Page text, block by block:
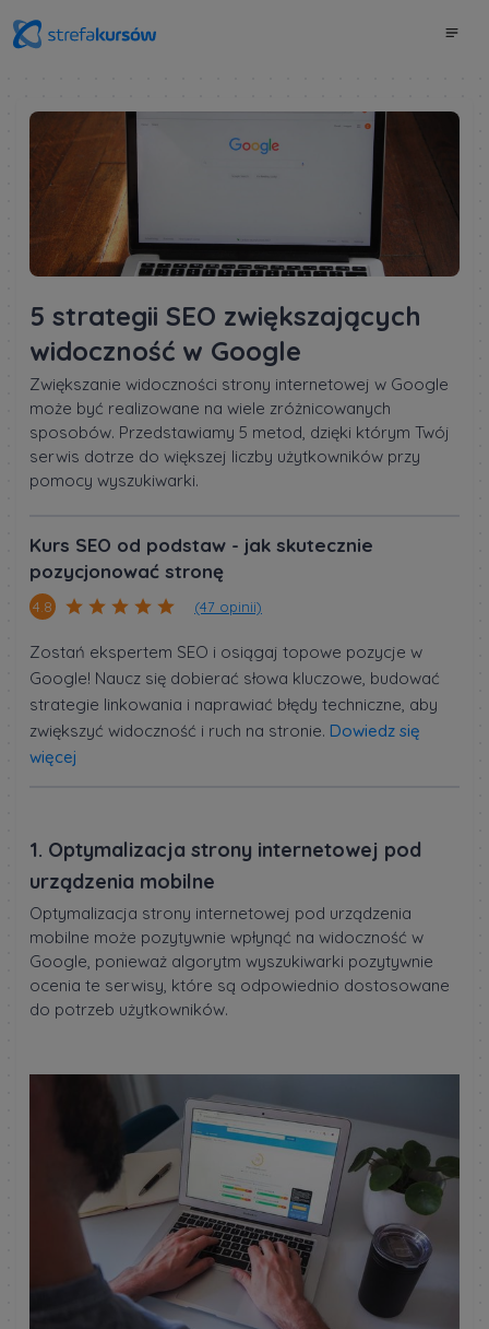
5 strategii SEO zwiększających
widoczność w Google
Zwiększanie widoczności strony internetowej w Google
może być realizowane na wiele zróżnicowanych
sposobów. Przedstawiamy 5 metod, dzięki którym Twój
serwis dotrze do większej liczby użytkowników przy
pomocy wyszukiwarki.
Kurs SEO od podstaw - jak skutecznie
pozycjonować stronę
4.8 (47 opinii)
Zostań ekspertem SEO i osiągaj topowe pozycje w
Google! Naucz się dobierać słowa kluczowe, budować
strategie linkowania i naprawiać błędy techniczne, aby
zwiększyć widoczność i ruch na stronie. Dowiedz się
więcej
1. Optymalizacja strony internetowej pod
urządzenia mobilne
Optymalizacja strony internetowej pod urządzenia
mobilne może pozytywnie wpłynąć na widoczność w
Google, ponieważ algorytm wyszukiwarki pozytywnie
ocenia te serwisy, które są odpowiednio dostosowane
do potrzeb użytkowników.